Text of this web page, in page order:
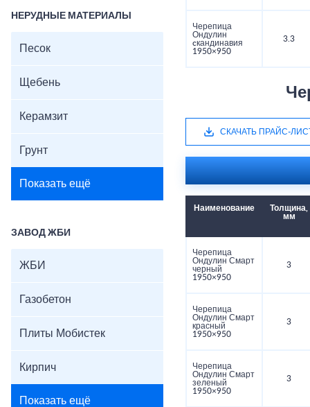
НЕРУДНЫЕ МАТЕРИАЛЫ
Песок
Щебень
Керамзит
Грунт
Показать ещё
ЗАВОД ЖБИ
ЖБИ
Газобетон
Плиты Мобистек
Кирпич
Показать ещё
Черепица
Ондулин
cкандинавия
1950×950
3.3
СКАЧАТЬ ПРАЙС-
Наименование
Толщина,
мм
Черепица
Ондулин Смарт
черный
1950×950
3
Черепица
Ондулин Смарт
красный
1950×950
3
Черепица
Ондулин Смарт
зеленый
1950×950
3